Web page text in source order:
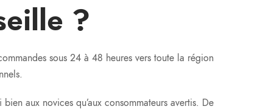
?
sous 24 à 48 heures vers toute la région
aux novices qu’aux consommateurs avertis. De